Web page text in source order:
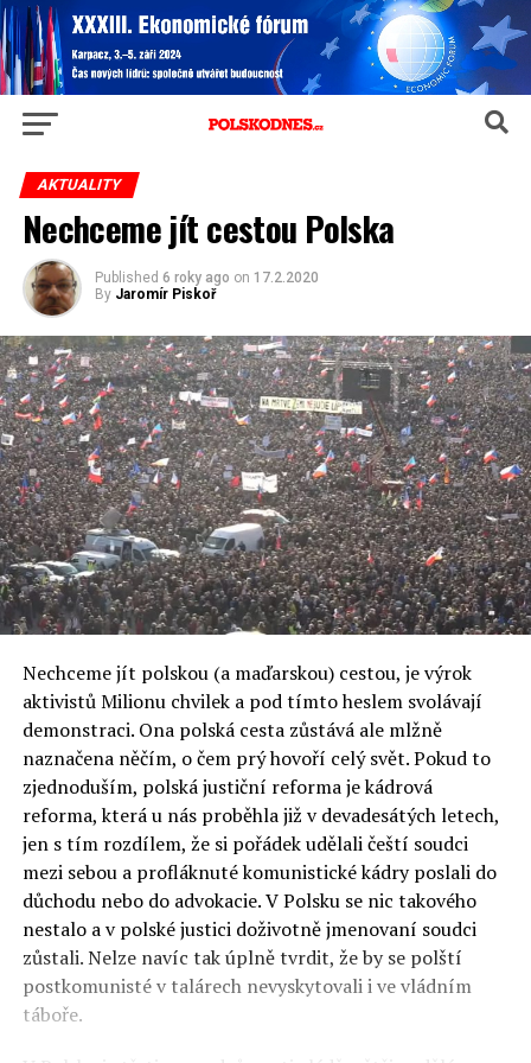
AKTUALITY
Nechceme jít cestou Polska
Published 6 roky ago on 17.2.2020
By Jaromír Piskoř
Nechceme jít polskou (a maďarskou) cestou, je výrok
aktivistů Milionu chvilek a pod tímto heslem svolávají
demonstraci. Ona polská cesta zůstává ale mlžně
naznačena něčím, o čem prý hovoří celý svět. Pokud to
zjednoduším, polská justiční reforma je kádrová
reforma, která u nás proběhla již v devadesátých letech,
jen s tím rozdílem, že si pořádek udělali čeští soudci
mezi sebou a profláknuté komunistické kádry poslali do
důchodu nebo do advokacie. V Polsku se nic takového
nestalo a v polské justici doživotně jmenovaní soudci
zůstali. Nelze navíc tak úplně tvrdit, že by se polští
postkomunisté v talárech nevyskytovali i ve vládním
táboře.